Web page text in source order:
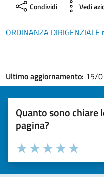
Condividi Vedi
ORDINANZA
Ultimo aggiornamento: 15/
Quanto sono
pagina?
Valuta la chiarezza delle
Seleziona il numero di
Valuta 5
Valuta 4
Valuta 3 stelle su
Valuta 2 stelle su 5
Valuta 1 stelle su 5